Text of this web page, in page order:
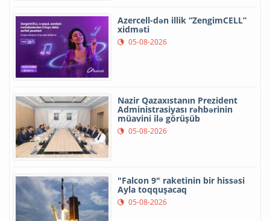
Azercell-dən illik “ZengimCELL”
xidməti
05-08-2026
Nazir Qazaxıstanın Prezident
Administrasiyası rəhbərinin
müavini ilə görüşüb
05-08-2026
"Falcon 9" raketinin bir hissəsi
Ayla toqquşacaq
05-08-2026